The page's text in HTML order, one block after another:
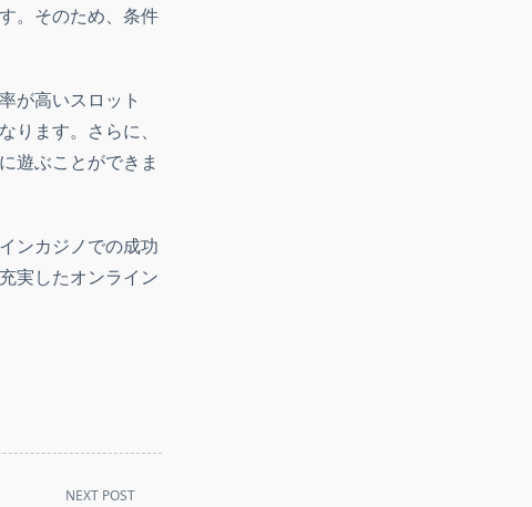
。そのため、条件
が高いスロット
ます。さらに、
遊ぶことができま
ンカジノでの成功
実したオンライン
NEXT POST